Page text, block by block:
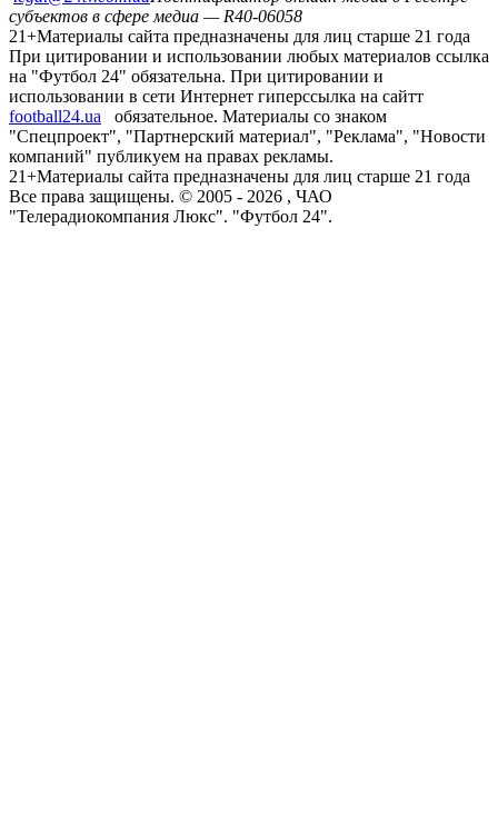
субъектов в сфере медиа — R40-06058
21+Материалы сайта предназначены для лиц старше 21 года
При цитировании и использовании любых материалов ссылка
на "Футбол 24" обязательна. При цитировании и
использовании в сети Интернет гиперссылка на сайтт
football24.ua
обязательное. Материалы со знаком
"Спецпроект", "Партнерский материал", "Реклама", "Новости
компаний" публикуем на правах рекламы.
21+Материалы сайта предназначены для лиц старше 21 года
Все права защищены. © 2005 - 2026 , ЧАО
"Телерадиокомпания Люкс". "Футбол 24".